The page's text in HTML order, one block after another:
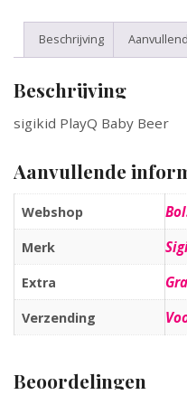
Beschrijving
Beschrijving
sigikid PlayQ Baby Beer
Aanvullende
Webshop
Merk
Extra
Verzending
Beoordelingen